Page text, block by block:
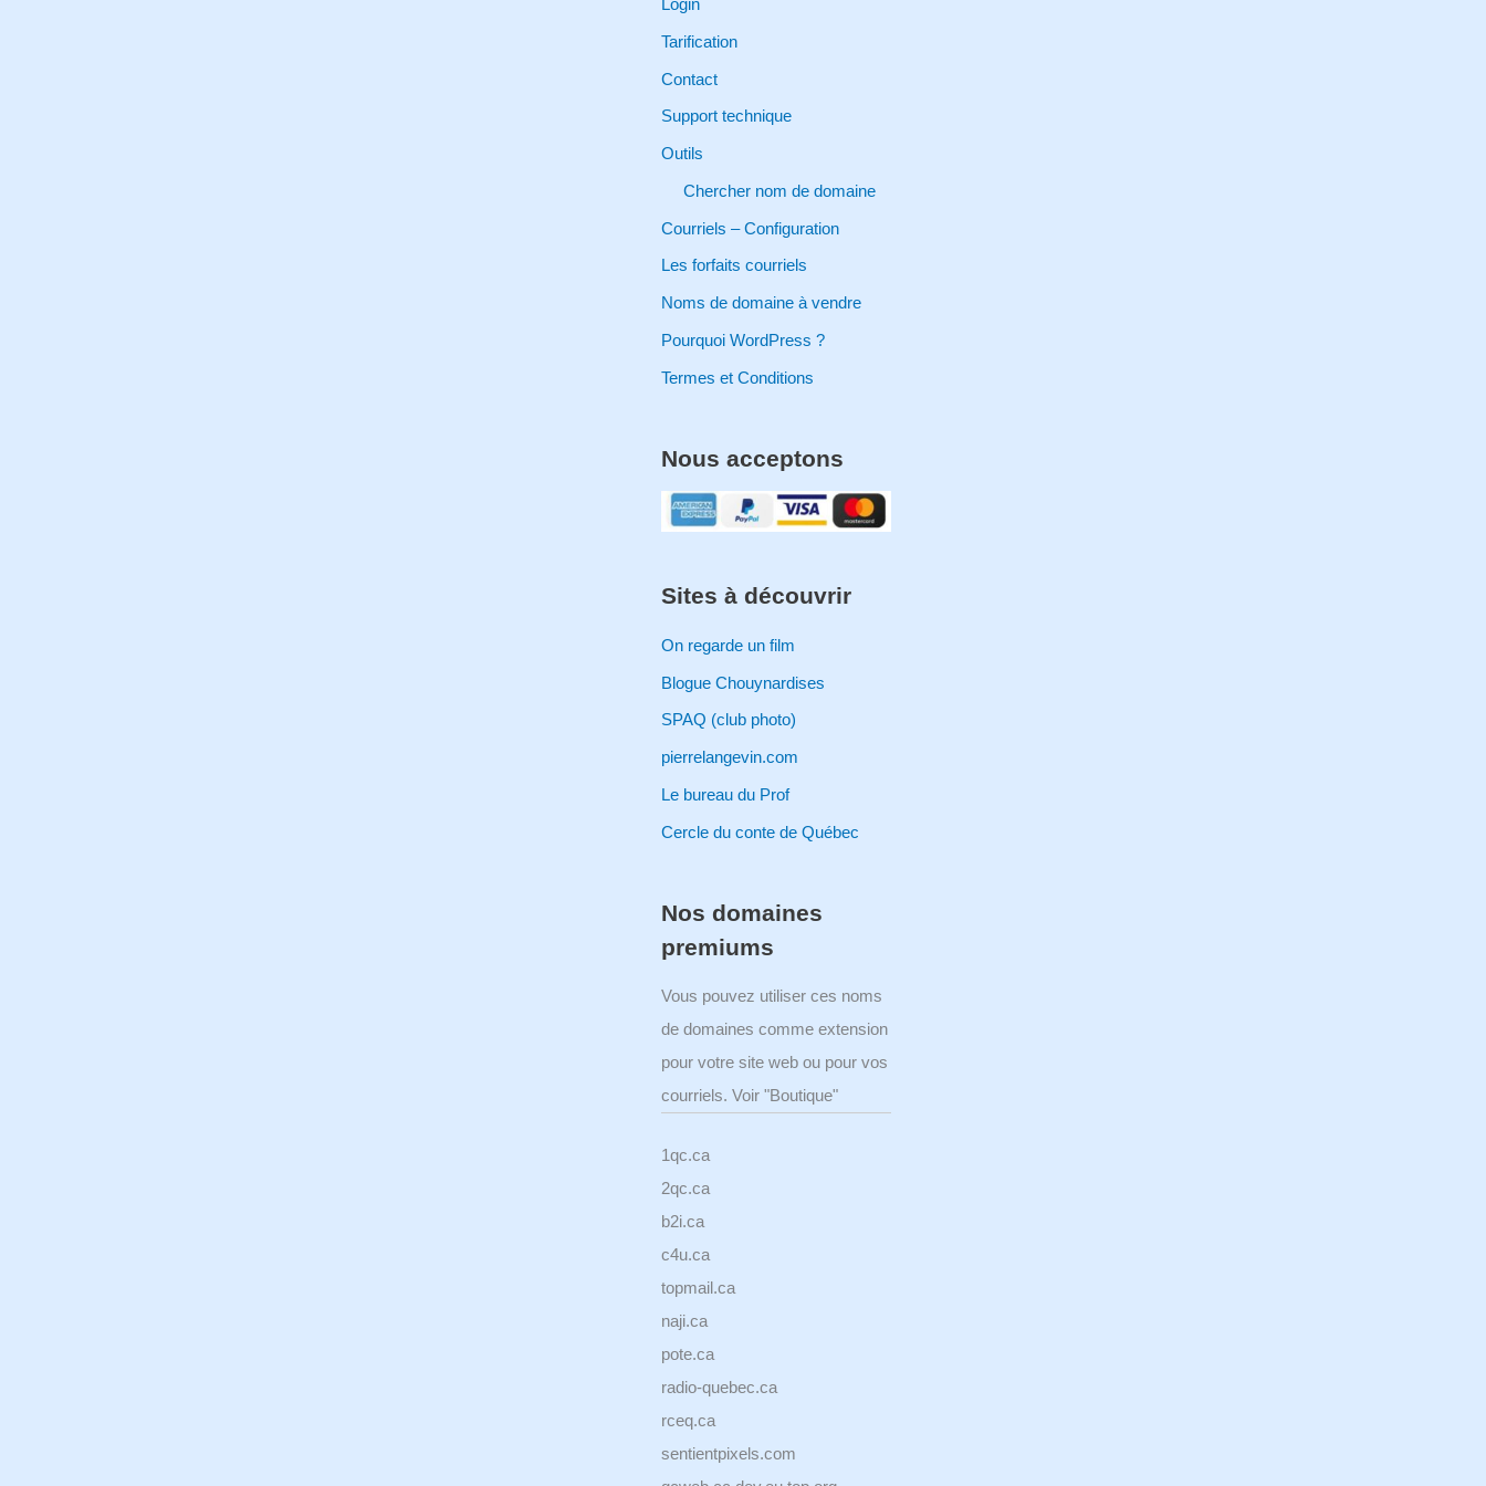
h
:
Login
Tarification
Contact
Support technique
Outils
Chercher nom de domaine
Courriels – Configuration
Les forfaits courriels
Noms de domaine à vendre
Pourquoi WordPress ?
Termes et Conditions
Nous acceptons
Sites à découvrir
On regarde un film
Blogue Chouynardises
SPAQ (club photo)
pierrelangevin.com
Le bureau du Prof
Cercle du conte de Québec
Nos domaines
premiums
Vous pouvez utiliser ces noms
de domaines comme extension
pour votre site web ou pour vos
courriels. Voir "Boutique"
1qc.ca
2qc.ca
b2i.ca
c4u.ca
topmail.ca
naji.ca
pote.ca
radio-quebec.ca
rceq.ca
sentientpixels.com